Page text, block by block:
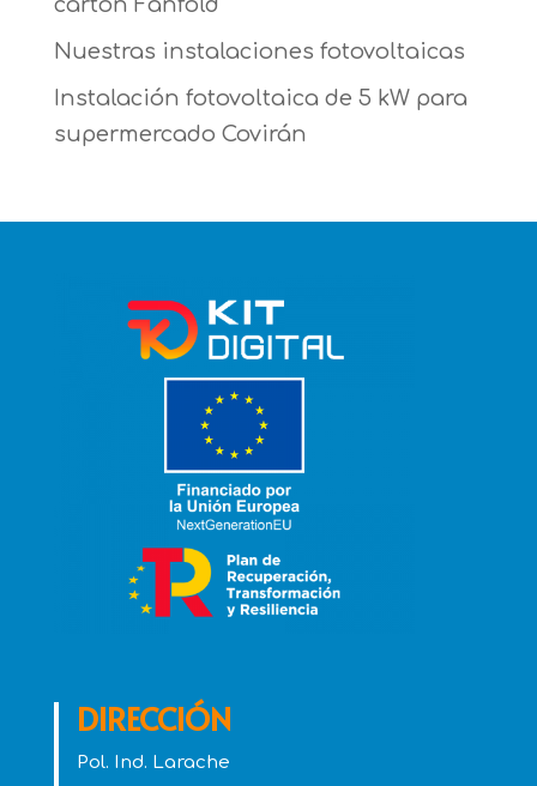
cartón Fanfold
Nuestras instalaciones fotovoltaicas
Instalación fotovoltaica de 5 kW para
supermercado Covirán
DIRECCIÓN
Pol. Ind. Larache